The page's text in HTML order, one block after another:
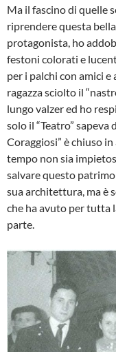
Ma il fascino di quelle
riprendere questa
protagonista, ho
festoni colorati e
per i palchi con amici e
ragazza sciolto il
lungo valzer ed ho
solo il “Teatro” sapeva
Coraggiosi” è chiuso
tempo non sia
salvare questo
sua architettura, ma
che ha avuto per tutta
parte.